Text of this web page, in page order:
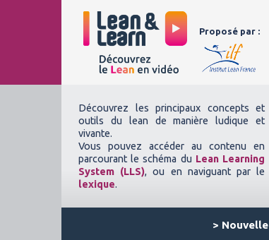
Proposé par :
Découvrez les principaux concepts et
outils du lean de manière ludique et
vivante.
Vous pouvez accéder au contenu en
parcourant le schéma du Lean Learning
System (LLS), ou en naviguant par le
lexique.
>